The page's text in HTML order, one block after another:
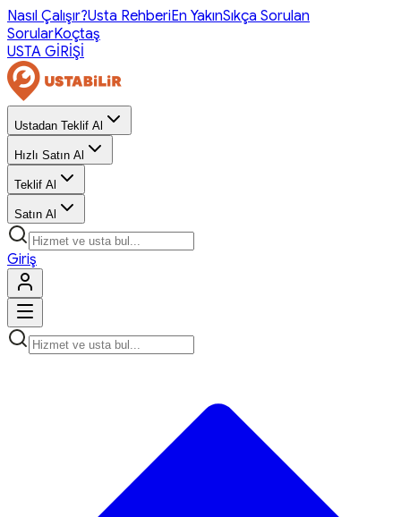
Nasıl Çalışır?Usta RehberiEn YakınSıkça Sorulan
SorularKoçtaş
USTA GİRİŞİ
Ustadan Teklif Al
Hızlı Satın Al
Teklif Al
Satın Al
Giriş